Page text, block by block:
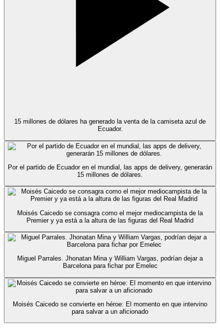
15 millones de dólares ha generado la venta de la camiseta azul de
Ecuador.
Por el partido de Ecuador en el mundial, las apps de delivery, generarán
15 millones de dólares.
Moisés Caicedo se consagra como el mejor mediocampista de la
Premier y ya está a la altura de las figuras del Real Madrid
Miguel Parrales. Jhonatan Mina y William Vargas, podrían dejar a
Barcelona para fichar por Emelec
Moisés Caicedo se convierte en héroe: El momento en que intervino
para salvar a un aficionado